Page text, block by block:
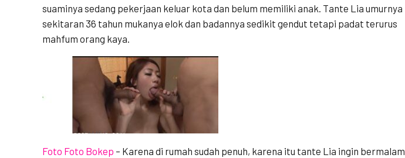
suaminya sedang pekerjaan keluar kota dan belum memiliki anak. Tante Lia umurnya
sekitaran 36 tahun mukanya elok dan badannya sedikit gendut tetapi padat terurus
mahfum orang kaya.
Foto Foto Bokep – Karena di rumah sudah penuh, karena itu tante Lia ingin bermalam